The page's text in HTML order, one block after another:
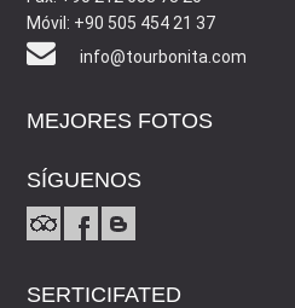
Móvil: +90 505 454 21 37
info@tourbonita.com
MEJORES FOTOS
SÍGUENOS
SERTICIFATED